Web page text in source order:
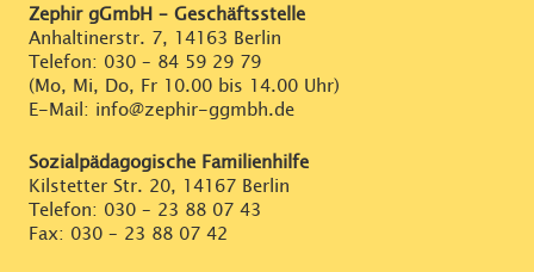
Zephir gGmbH – Geschäftsstelle
Anhaltinerstr. 7, 14163 Berlin
Telefon: 030 – 84 59 29 79
(Mo, Mi, Do, Fr 10.00 bis 14.00 Uhr)
E-Mail: info@zephir-ggmbh.de
Sozialpädagogische Familienhilfe
Kilstetter Str. 20, 14167 Berlin
Telefon: 030 – 23 88 07 43
Fax: 030 – 23 88 07 42